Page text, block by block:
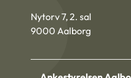
Nytorv 7, 2. sal
9000 Aalborg